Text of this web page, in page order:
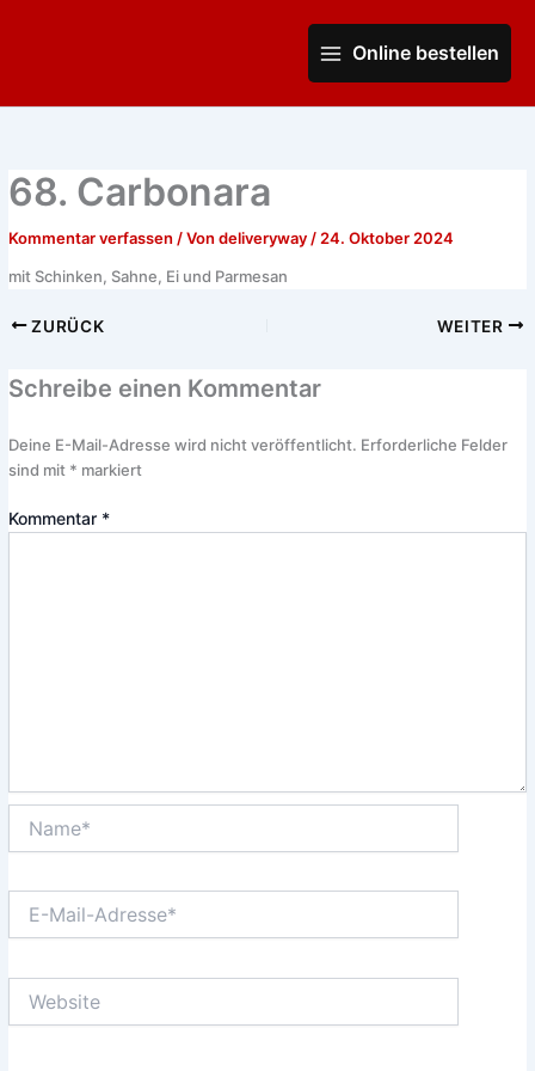
Main
MenuOnline bestellen
68. Carbonara
Kommentar verfassen / Vondeliveryway / 24. Oktober 2024
mit Schinken, Sahne, Ei und Parmesan
ZURÜCK WEITER
Schreibe einen Kommentar
Deine E-Mail-Adresse wird nicht veröffentlicht. Erforderliche Felder
sind mit * markiert
Kommentar *
Mail-